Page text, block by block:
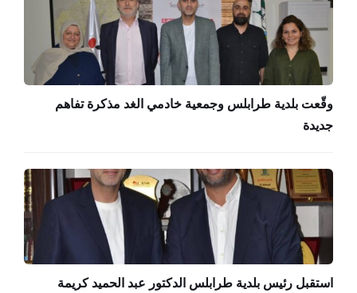
وقّعت بلدية طرابلس وجمعية خادمي الغد مذكرة تفاهم
جديدة
استقبل رئيس بلدية طرابلس الدكتور عبد الحميد كريمة